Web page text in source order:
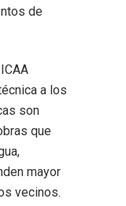
de
a los
son
que
mayor
vecinos.